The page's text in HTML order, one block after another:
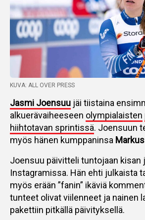
KUVA: ALL OVER PRESS
Jasmi Joensuu jäi tiistaina
alkuerävaiheeseen olympialaisten
hiihtotavan sprintissä. Joensuun
myös hänen kumppaninsa
Joensuu päivitteli tuntojaan kisan
Instagramissa. Hän ehti julkaista
myös erään ”fanin” ikäviä
tunteet olivat viilenneet ja nainen
pakettiin pitkällä päivityksellä.